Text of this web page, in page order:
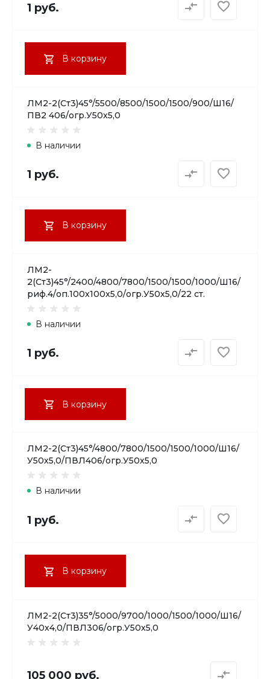
1 руб.
В корзину
ЛМ2-2(Ст3)45°/5500/8500/1500/1500/900/Ш16/
ПВ2 406/огр.У50х5,0
В наличии
1 руб.
В корзину
ЛМ2-
2(Ст3)45°/2400/4800/7800/1500/1500/1000/Ш16/
риф.4/оп.100х100х5,0/огр.У50х5,0/22 ст.
В наличии
1 руб.
В корзину
ЛМ2-2(Ст3)45°/4800/7800/1500/1500/1000/Ш16/
У50х5,0/ПВЛ406/огр.У50х5,0
В наличии
1 руб.
В корзину
ЛМ2-2(Ст3)35°/5000/9700/1000/1500/1000/Ш16/
У40х4,0/ПВЛ306/огр.У50х5,0
105 000 руб.